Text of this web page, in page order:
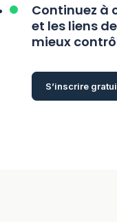
Continuez à
et les liens
mieux
S’inscrire